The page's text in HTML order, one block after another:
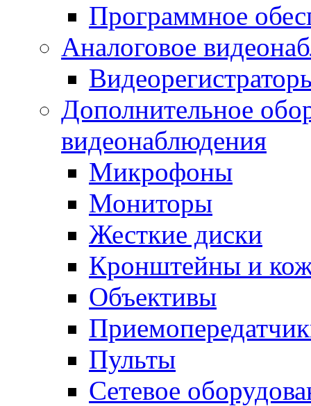
Программное
Аналоговое
Дополнительное
видеонаблюдения
Микрофоны
Мониторы
Жесткие диски
Кронштейны и
Объективы
Пульты
Сетевое